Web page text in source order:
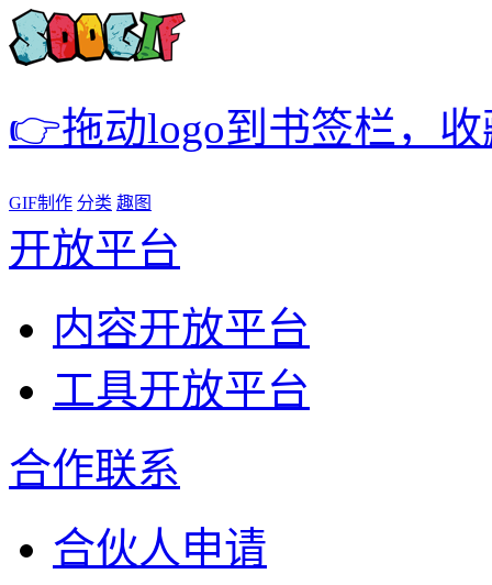
👉拖动logo到书签栏，
GIF制作 分类 趣图
开放平台
内容开放平台
工具开放平台
合作联系
合伙人申请